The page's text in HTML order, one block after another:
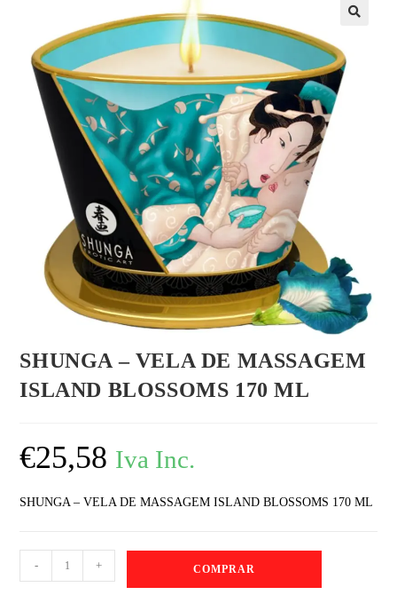
SHUNGA – VELA DE MASSAGEM
ISLAND BLOSSOMS 170 ML
€25,58 Iva Inc.
SHUNGA – VELA DE MASSAGEM ISLAND BLOSSOMS 170 ML
- + COMPRAR